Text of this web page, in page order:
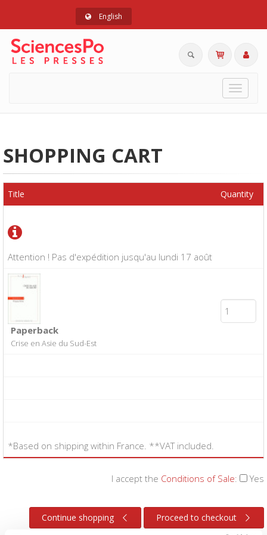
English
Toggle
SHOPPING CART
Attention ! Pas d'expédition jusqu'au lundi 17 août
Title Quantity
Paperback
Crise en Asie du Sud-Est
*Based on shipping within France. **VAT included.
I accept the Conditions of Sale: Yes
Continue shopping Proceed to checkout